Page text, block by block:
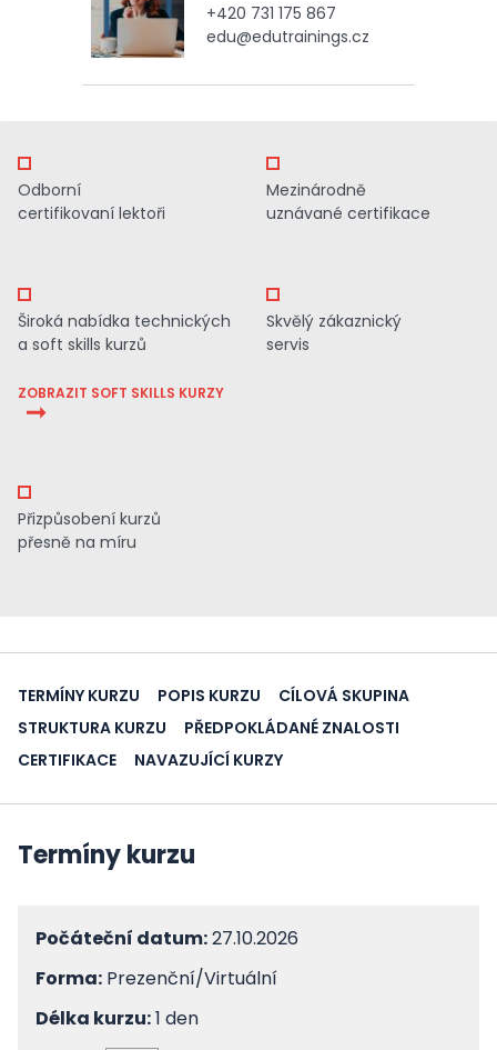
+420 731 175 867
edu@edutrainings.cz
Odborní
certifikovaní lektoři
Mezinárodně
uznávané certifikace
Široká nabídka technických
a soft skills kurzů
ZOBRAZIT SOFT SKILLS KURZY
Skvělý zákaznický
servis
Přizpůsobení kurzů
přesně na míru
TERMÍNY KURZU POPIS KURZU
CÍLOVÁ SKUPINA
STRUKTURA KURZU
PŘEDPOKLÁDANÉ ZNALOSTI
CERTIFIKACE
NAVAZUJÍCÍ KURZY
Termíny kurzu
Počáteční datum:27.10.2026
Forma: Prezenční/Virtuální
Délka kurzu:1 den